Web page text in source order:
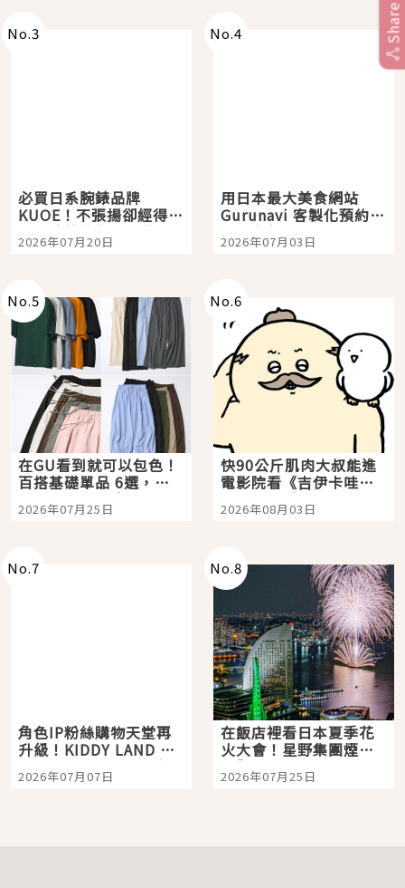
No.3
必買日系腕錶品牌
KUOE！不張揚卻經得起
時間洗鍊的經典之作五
選
2026年07月20日
No.4
用日本最大美食網站
Gurunavi 客製化預約九
大都市餐廳，打造專屬
美食體驗！
2026年07月03日
No.5
在GU看到就可以包色！
百搭基礎單品 6選，閉
眼全收也不心疼
2026年07月25日
No.6
快90公斤肌肉大叔能進
電影院看《吉伊卡哇》
嗎？日本重金屬樂團
「打首」會長與nagano
2026年08月03日
No.7
角色IP粉絲購物天堂再
升級！KIDDY LAND 原
宿店吉伊卡哇迎客，新
開幕 OMOKADO 店3分
2026年07月07日
No.8
在飯店裡看日本夏季花
火大會！星野集團煙火
景觀飯店6選，讓你不用
人擠人悠閒欣賞
2026年07月25日
Share